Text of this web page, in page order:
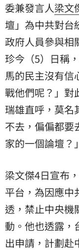
委兼發言人梁文
壇」為中共對台
政府人員參與相
珍今（5）日稱
馬的民主沒有信
戰他們呢？」對
瑞雄直呼，莫名
不去，偏偏都要
家的一個論壇？」
梁文傑4日宣布
平台，為因應中
透，禁止中央機
動。他也透露，
出申請，計劃赴